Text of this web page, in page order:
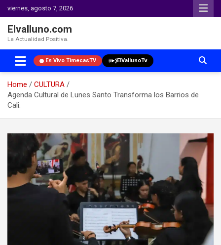
viernes, agosto 7, 2026
Elvalluno.com
La Actualidad Positiva.
En Vivo TimecasTV ElVallunoTv
Home
CULTURA
Agenda Cultural de Lunes Santo Transforma los Barrios de
Cali.